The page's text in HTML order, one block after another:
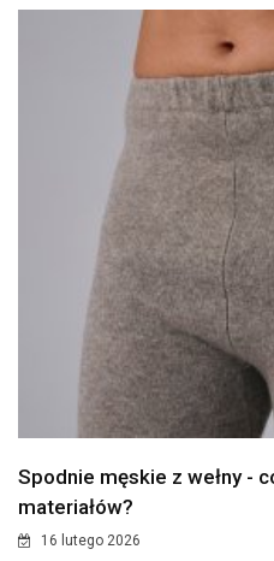
Spodnie męskie z wełny -
materiałów?
16 lutego 2026